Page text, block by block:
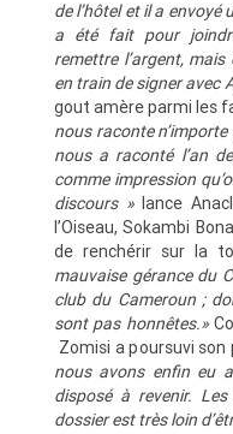
de l’hôtel et il a envoyé
a été fait pour
remettre l’argent,
en train de signer avec
gout amère parmi les
nous raconte n’importe
nous a raconté l’an
comme impression
discours »lance
l’Oiseau, Sokambi
de renchérir sur la
mauvaise gérance du
club du Cameroun ;
sont pas honnêtes.»
Zomisi a poursuvi
nous avons enfin eu
disposé à revenir.
dossier est très loin